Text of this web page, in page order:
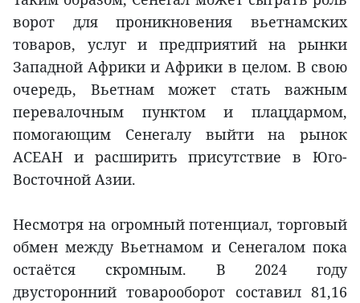
ворот для проникновения вьетнамских
товаров, услуг и предприятий на рынки
Западной Африки и Африки в целом. В свою
очередь, Вьетнам может стать важным
перевалочным пунктом и плацдармом,
помогающим Сенегалу выйти на рынок
АСЕАН и расширить присутствие в Юго-
Восточной Азии.
Несмотря на огромный потенциал, торговый
обмен между Вьетнамом и Сенегалом пока
остаётся скромным. В 2024 году
двусторонний товарооборот составил 81,16